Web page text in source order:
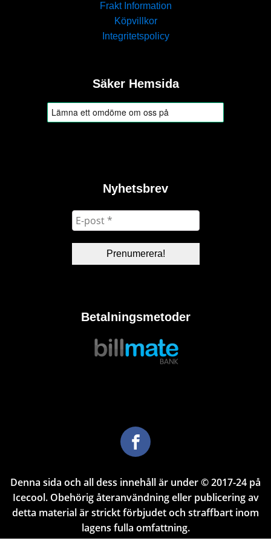
Frakt Information
Köpvillkor
Integritetspolicy
Säker Hemsida
Nyhetsbrev
Betalningsmetoder
Denna sida och all dess innehåll är under © 2017-24 på
Icecool. Obehörig återanvändning eller publicering av
detta material är strickt förbjudet och straffbart inom
lagens fulla omfattning.